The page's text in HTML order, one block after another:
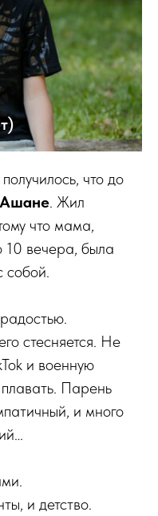
что до
. Жил
что мама,
10 вечера, была
собой.
стесняется. Не
и военную
плавать. Парень
и много
и детство.